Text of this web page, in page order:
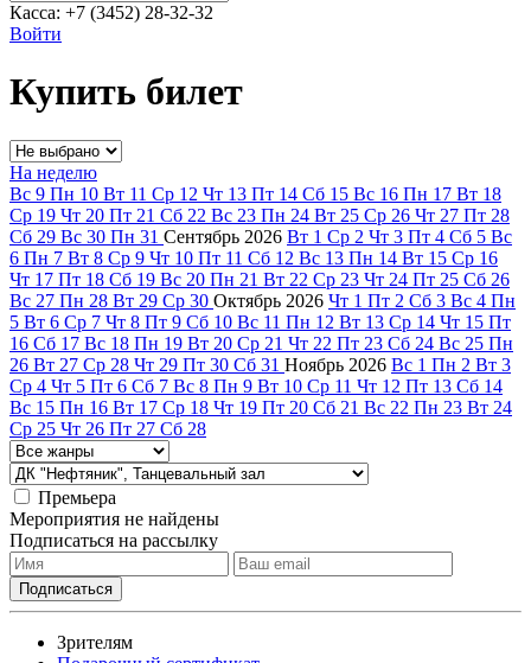
Касса: +7 (3452) 28-32-32
Войти
Купить билет
На неделю
Вс 9 Пн 10 Вт 11 Ср 12 Чт 13 Пт 14 Сб 15 Вс 16 Пн 17 Вт 18
Ср 19 Чт 20 Пт 21 Сб 22 Вс 23 Пн 24 Вт 25 Ср 26 Чт 27 Пт 28
Сб 29 Вс 30 Пн 31 Сентябрь 2026 Вт 1 Ср 2 Чт 3 Пт 4 Сб 5 Вс
6 Пн 7 Вт 8 Ср 9 Чт 10 Пт 11 Сб 12 Вс 13 Пн 14 Вт 15 Ср 16
Чт 17 Пт 18 Сб 19 Вс 20 Пн 21 Вт 22 Ср 23 Чт 24 Пт 25 Сб 26
Вс 27 Пн 28 Вт 29 Ср 30 Октябрь 2026 Чт 1 Пт 2 Сб 3 Вс 4 Пн
5 Вт 6 Ср 7 Чт 8 Пт 9 Сб 10 Вс 11 Пн 12 Вт 13 Ср 14 Чт 15 Пт
16 Сб 17 Вс 18 Пн 19 Вт 20 Ср 21 Чт 22 Пт 23 Сб 24 Вс 25 Пн
26 Вт 27 Ср 28 Чт 29 Пт 30 Сб 31 Ноябрь 2026 Вс 1 Пн 2 Вт 3
Ср 4 Чт 5 Пт 6 Сб 7 Вс 8 Пн 9 Вт 10 Ср 11 Чт 12 Пт 13 Сб 14
Вс 15 Пн 16 Вт 17 Ср 18 Чт 19 Пт 20 Сб 21 Вс 22 Пн 23 Вт 24
Ср 25 Чт 26 Пт 27 Сб 28
Премьера
Мероприятия не найдены
Подписаться на рассылку
Зрителям